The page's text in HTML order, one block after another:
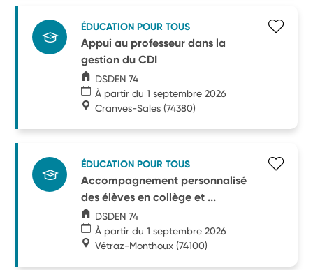
ÉDUCATION POUR TOUS
Appui au professeur dans la
gestion du CDI
DSDEN 74
À partir du 1 septembre 2026
Cranves-Sales (74380)
ÉDUCATION POUR TOUS
Accompagnement personnalisé
des élèves en collège et ...
DSDEN 74
À partir du 1 septembre 2026
Vétraz-Monthoux (74100)